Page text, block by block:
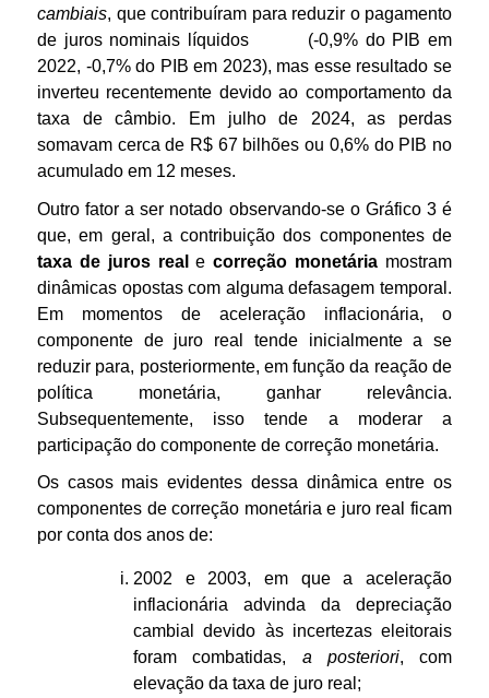
cambiais, que contribuíram para reduzir o pagamento
de juros nominais líquidos (-0,9% do PIB em
2022, -0,7% do PIB em 2023), mas esse resultado se
inverteu recentemente devido ao comportamento da
taxa de câmbio. Em julho de 2024, as perdas
somavam cerca de R$ 67 bilhões ou 0,6% do PIB no
acumulado em 12 meses.
Outro fator a ser notado observando-se o Gráfico 3 é
que, em geral, a contribuição dos componentes de
taxa de juros real ecorreção monetária mostram
dinâmicas opostas com alguma defasagem temporal.
Em momentos de aceleração inflacionária, o
componente de juro real tende inicialmente a se
reduzir para, posteriormente, em função da reação de
política monetária, ganhar relevância.
Subsequentemente, isso tende a moderar a
participação do componente de correção monetária.
Os casos mais evidentes dessa dinâmica entre os
componentes de correção monetária e juro real ficam
por conta dos anos de:
2002 e 2003, em que a aceleração
inflacionária advinda da depreciação
cambial devido às incertezas eleitorais
foram combatidas, a posteriori, com
elevação da taxa de juro real;